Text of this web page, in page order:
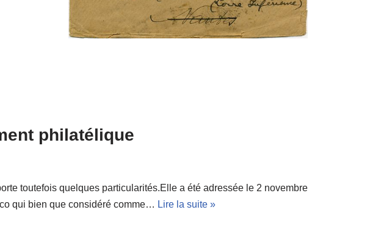
philatélique
toutefois quelques particularités.Elle a été adressée le 2 novembre
qui bien que considéré comme… Lire la suite »